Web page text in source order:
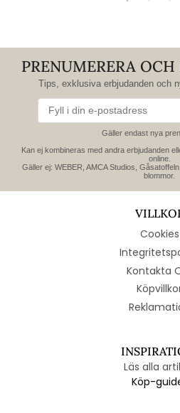
PRENUMERERA
Tips, exklusiva erbjudanden och
Gäller endast nya
Kan ej kombineras med andra erbjudanden
online.
Gäller ej: WEBER, AMCA Studios,
blommor.
Cookies
Kontakta
Läs alla
Köp-